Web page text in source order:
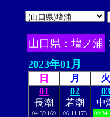
山口県：壇ノ浦
2023年01月
日 月 火
01
長潮
04:39 169
02
若潮
06:11 173
03
中
00:34